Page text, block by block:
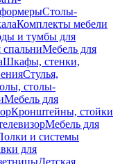
Столы-
Комплекты мебели
и тумбы для
Мебель для
Шкафы, стенки,
Стулья,
столы-
Мебель для
Кронштейны, стойки
Мебель для
и системы
для
Детская